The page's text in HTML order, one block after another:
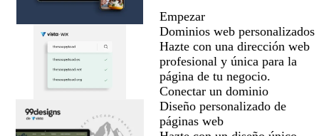
Empezar
Dominios web personalizados
Hazte con una dirección web
profesional y única para la
página de tu negocio.
Conectar un dominio
Diseño personalizado de
páginas web